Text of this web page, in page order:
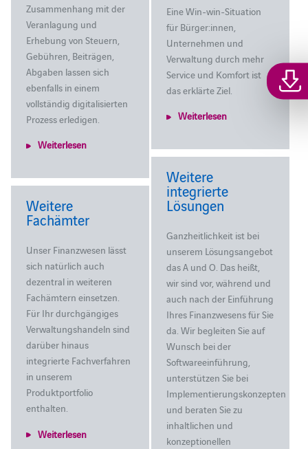
Zusammenhang mit der
Veranlagung und
Erhebung von Steuern,
Gebühren, Beiträgen,
Abgaben lassen sich
ebenfalls in einem
vollständig digitalisierten
Prozess erledigen.
Weiterlesen
Eine Win-win-Situation
für Bürger:innen,
Unternehmen und
Verwaltung durch mehr
Service und Komfort ist
das erklärte Ziel.
Weiterlesen
Weitere
integrierte
Lösungen
Ganzheitlichkeit ist bei
unserem Lösungsangebot
das A und O. Das heißt,
wir sind vor, während und
auch nach der Einführung
Ihres Finanzwesens für Sie
da. Wir begleiten Sie auf
Wunsch bei der
Softwareeinführung,
unterstützen Sie bei
Implementierungskonzepten
und beraten Sie zu
inhaltlichen und
konzeptionellen
Weitere
Fachämter
Unser Finanzwesen lässt
sich natürlich auch
dezentral in weiteren
Fachämtern einsetzen.
Für Ihr durchgängiges
Verwaltungshandeln sind
darüber hinaus
integrierte Fachverfahren
in unserem
Produktportfolio
enthalten.
Weiterlesen